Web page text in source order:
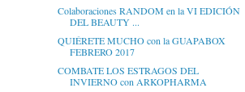
Colaboraciones RANDOM en la VI EDICIÓN
DEL BEAUTY ...
QUIÉRETE MUCHO con la GUAPABOX
FEBRERO 2017
COMBATE LOS ESTRAGOS DEL
INVIERNO con ARKOPHARMA